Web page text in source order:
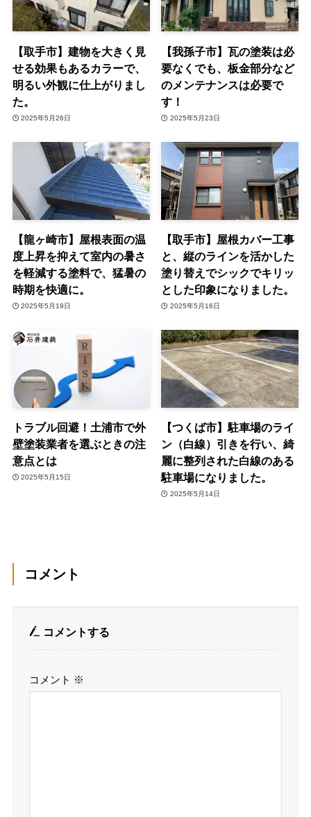
【取手市】建物を大きく見
せる効果もあるカラーで、
明るい外観に仕上がりまし
た。
2025年5月26日
【我孫子市】瓦の塗装は必
要なくでも、板金部分など
のメンテナンスは必要で
す！
2025年5月23日
【龍ヶ崎市】屋根表面の温
度上昇を抑えて室内の暑さ
を軽減する塗料で、猛暑の
時期を快適に。
2025年5月19日
【取手市】屋根カバー工事
と、縦のラインを活かした
塗り替えでシックでキリッ
とした印象になりました。
2025年5月16日
トラブル回避！土浦市で外
壁塗装業者を選ぶときの注
意点とは
2025年5月15日
【つくば市】駐車場のライ
ン（白線）引きを行い、綺
麗に整列された白線のある
駐車場になりました。
2025年5月14日
コメント
コメントする
コメント ※